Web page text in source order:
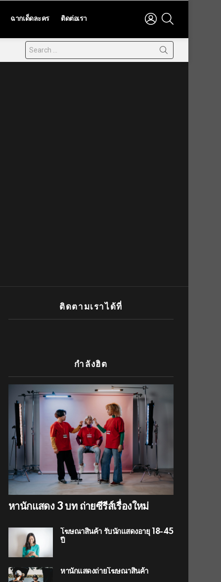
ฉากเด็ดละคร ติดต่อเรา
LOGIN
ติดตามเราได้ที่
กำลังฮิต
หานักแสดง 3 บท ถ่ายซีรีส์เรื่องใหม่
โฆษณาสินค้า รับนักแสดงอายุ 18-45
ปี
หานักแสดงถ่ายโฆษณาสินค้า